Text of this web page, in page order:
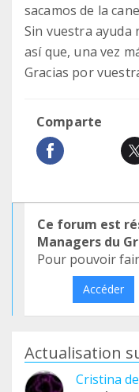
sacamos de la
Sin vuestra ayuda
así que, una vez
Gracias por
Comparte
Ce forum est
Managers du
Pour pouvoir
Accéder
Actualisation
Cristina